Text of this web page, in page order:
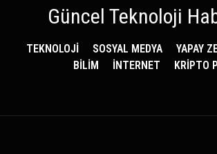
Güncel Teknoloji
TEKNOLOJİ SOSYAL MEDYA YAPAY
BİLİM
İNTERNET KRİPTO